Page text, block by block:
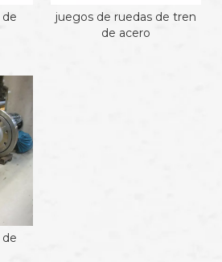
juegos de ruedas de tren
de acero